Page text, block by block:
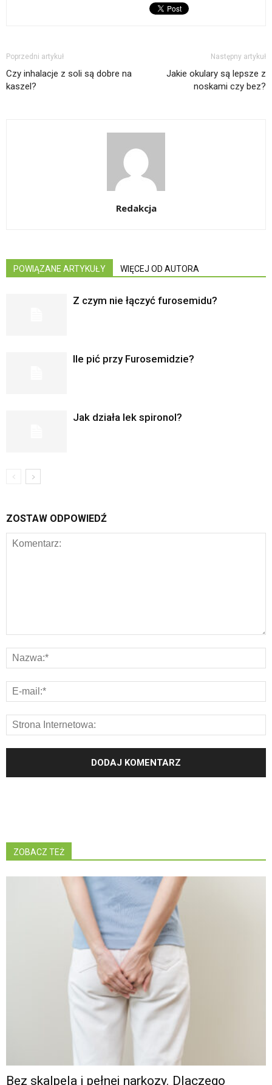
Poprzedni artykuł
Czy inhalacje z soli są dobre na
kaszel?
Następny artykuł
Jakie okulary są lepsze z
noskami czy bez?
Redakcja
POWIĄZANE ARTYKUŁY WIĘCEJ OD AUTORA
Z czym nie łączyć furosemidu?
Ile pić przy Furosemidzie?
Jak działa lek spironol?
ZOSTAW ODPOWIEDŹ
ZOBACZ TEŻ
Bez skalpela i pełnej narkozy. Dlaczego